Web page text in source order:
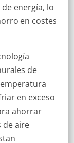
energía, lo
en costes
de
en exceso
ahorrar
de aire